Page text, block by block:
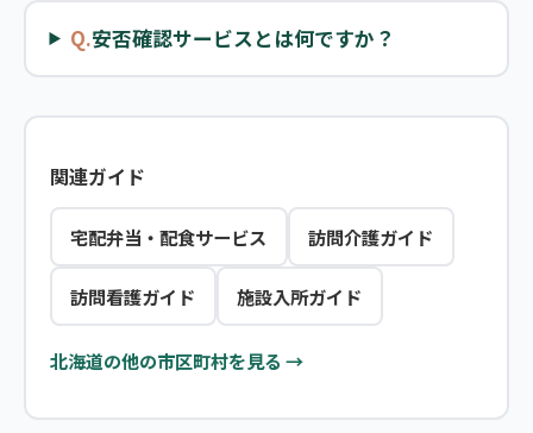
Q.安否確認サービスとは何ですか？
関連ガイド
宅配弁当・配食サービス 訪問介護ガイド
訪問看護ガイド 施設入所ガイド
北海道の他の市区町村を見る →